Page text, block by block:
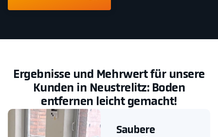
Ergebnisse und Mehrwert für unsere
Kunden in Neustrelitz: Boden
entfernen leicht gemacht!
Saubere